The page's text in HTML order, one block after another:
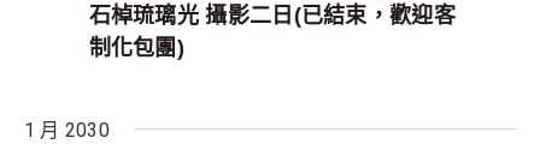
石棹琉璃光 攝影二日(已結束，歡迎客
制化包團)
1 月 2030